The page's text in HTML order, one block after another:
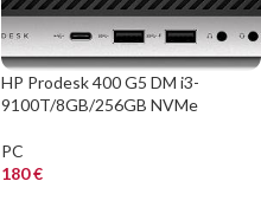
HP Prodesk 400 G5 DM i3-
9100T/8GB/256GB NVMe
PC
180€